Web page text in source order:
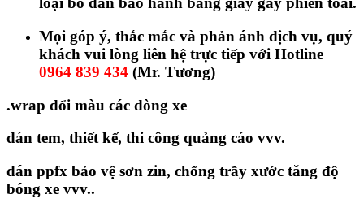
Mọi góp ý, thắc mắc và phản ánh dịch vụ, quý
khách vui lòng liên hệ trực tiếp với Hotline
0964 839 434 (Mr. Tương)
.wrap đổi màu các dòng xe
dán tem, thiết kế, thi công quảng cáo vvv.
dán ppfx bảo vệ sơn zin, chống trầy xước tăng độ
bóng xe vvv..